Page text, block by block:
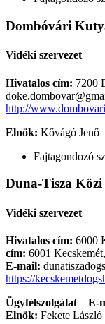
Dombóvári
Vidéki szervezet
Hivatalos cím: 7200
http://
Elnök: Kővágó Jenő
Fajtagondozó
Duna-Tisza
Vidéki szervezet
Hivatalos cím: 6000
cím: 6001
E-mail:
https://
Ügyfélszolgálat
E-
Elnök: Fekete László